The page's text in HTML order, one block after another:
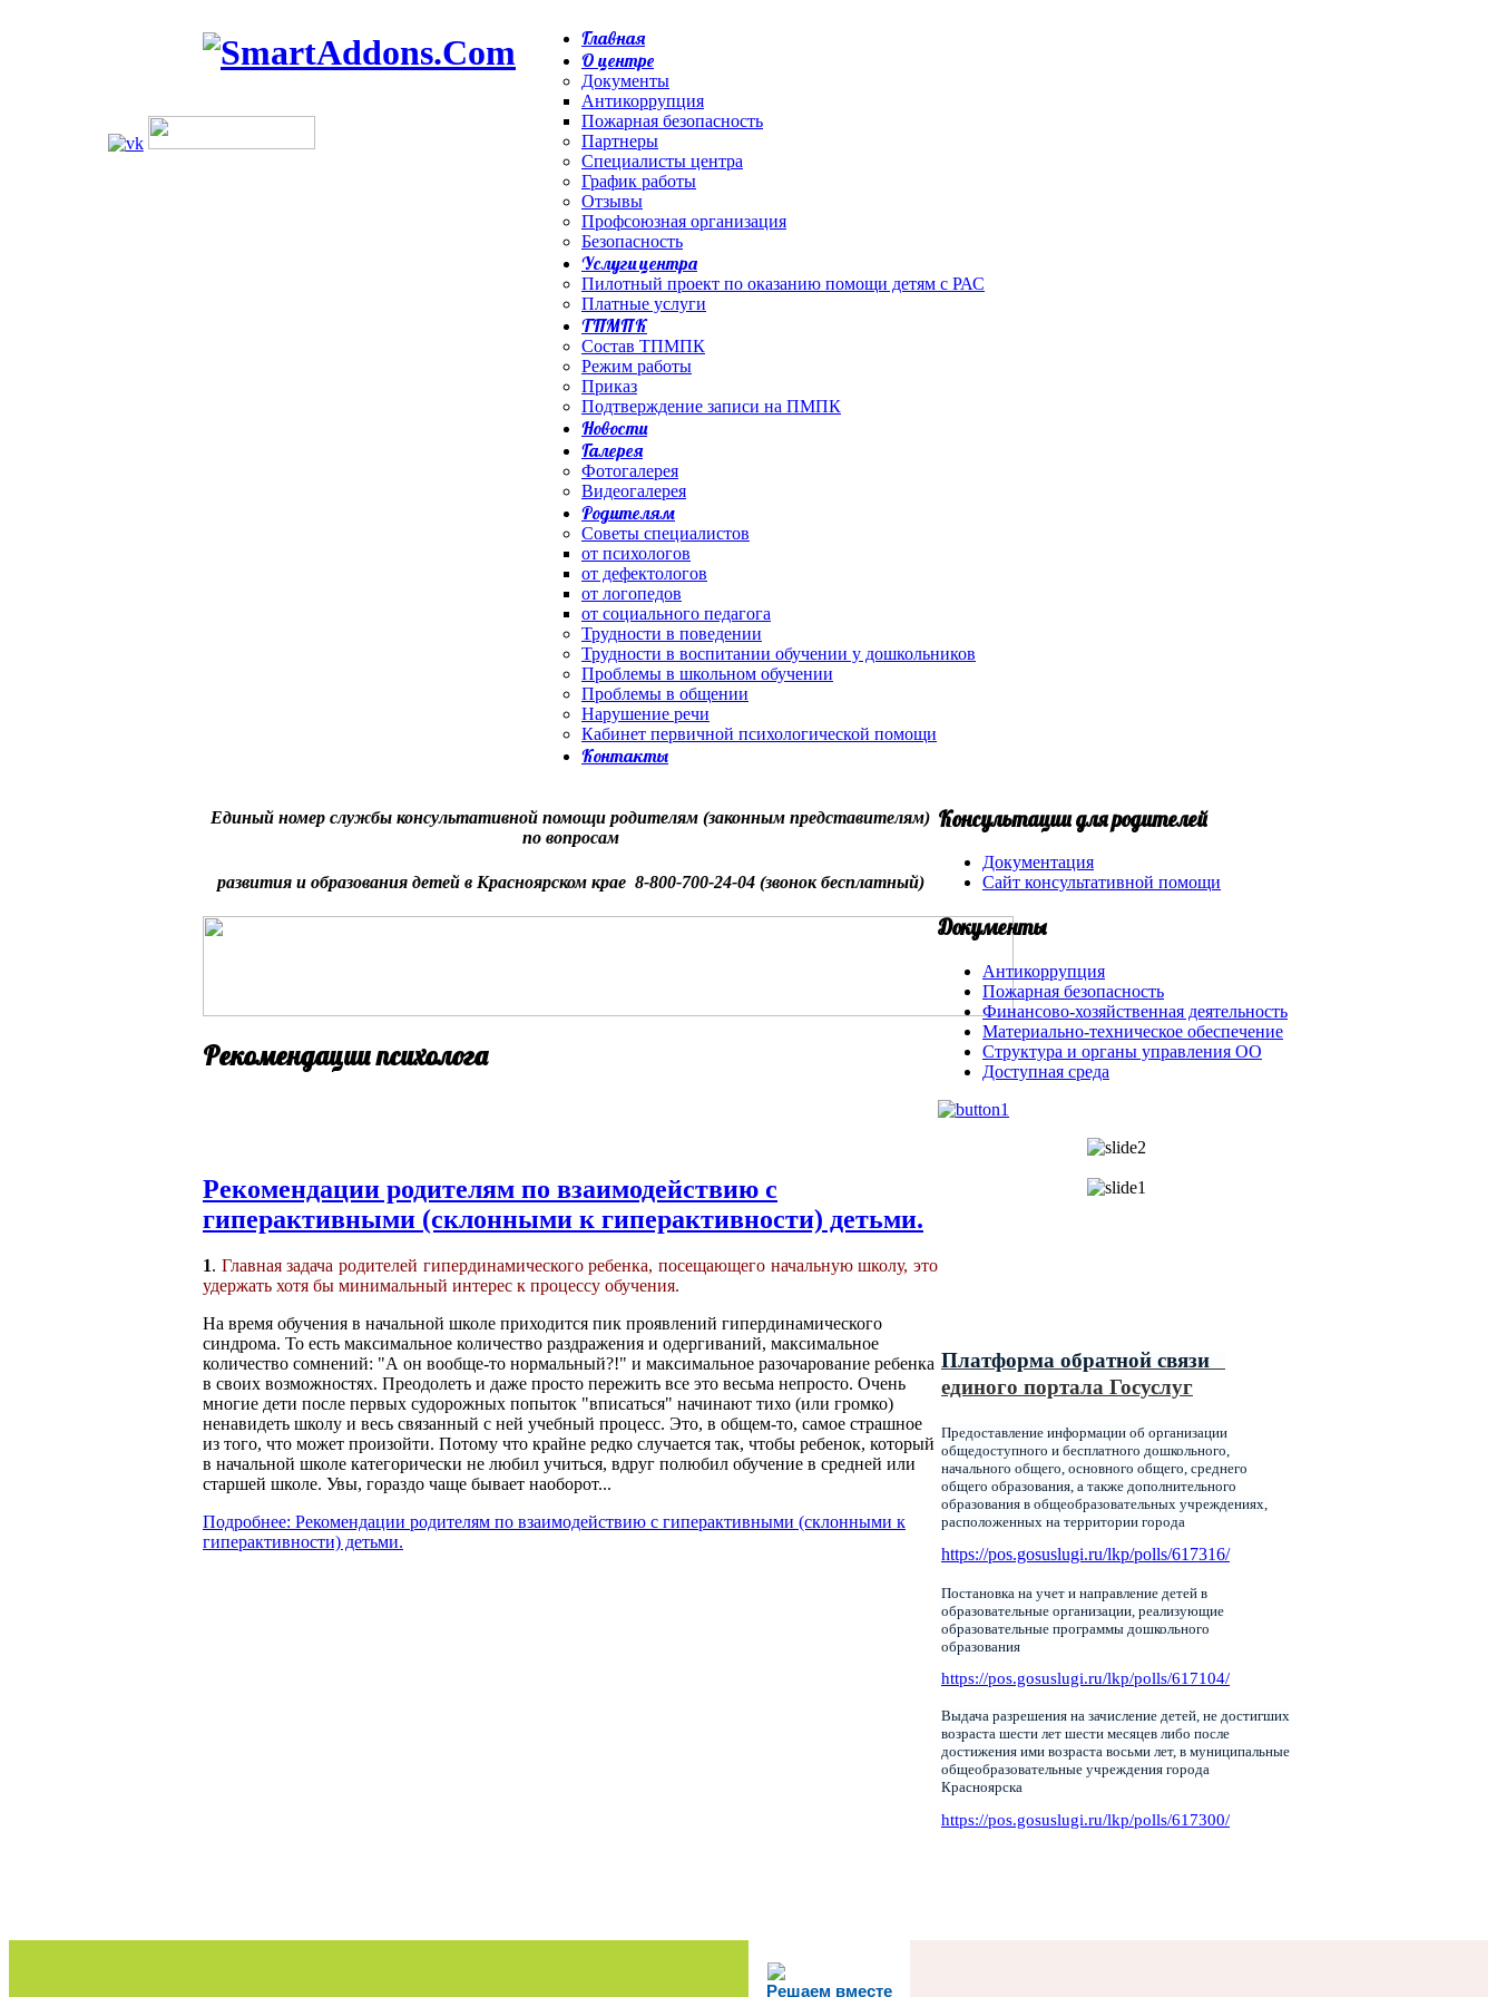
Главная
О центре
Документы
Антикоррупция
Пожарная безопасность
Партнеры
Специалисты центра
График работы
Отзывы
Профсоюзная организация
Безопасность
Услуги центра
Пилотный проект по оказанию помощи детям с РАС
Платные услуги
ТПМПК
Состав ТПМПК
Режим работы
Приказ
Подтверждение записи на ПМПК
Новости
Галерея
Фотогалерея
Видеогалерея
Родителям
Советы специалистов
от психологов
от дефектологов
от логопедов
от социального педагога
Трудности в поведении
Трудности в воспитании обучении у дошкольников
Проблемы в школьном обучении
Проблемы в общении
Нарушение речи
Кабинет первичной психологической помощи
Контакты
Единый номер службы консультативной помощи родителям (законным представителям)
по вопросам
развития и образования детей в Красноярском крае 8-800-700-24-04 (звонок бесплатный)
Рекомендации психолога
Рекомендации родителям по взаимодействию с
гиперактивными (склонными к гиперактивности) детьми.
1. Главная задача родителей гипердинамического ребенка, посещающего начальную школу, это
удержать хотя бы минимальный интерес к процессу обучения.
На время обучения в начальной школе приходится пик проявлений гипердинамического
синдрома. То есть максимальное количество раздражения и одергиваний, максимальное
количество сомнений: "А он вообще-то нормальный?!" и максимальное разочарование ребенка
в своих возможностях. Преодолеть и даже просто пережить все это весьма непросто. Очень
многие дети после первых судорожных попыток "вписаться" начинают тихо (или громко)
ненавидеть школу и весь связанный с ней учебный процесс. Это, в общем-то, самое страшное
из того, что может произойти. Потому что крайне редко случается так, чтобы ребенок, который
в начальной школе категорически не любил учиться, вдруг полюбил обучение в средней или
старшей школе. Увы, гораздо чаще бывает наоборот...
Подробнее: Рекомендации родителям по взаимодействию с гиперактивными (склонными к
гиперактивности) детьми.
Консультации для родителей
Документация
Сайт консультативной помощи
Документы
Антикоррупция
Пожарная безопасность
Финансово-хозяйственная деятельность
Материально-техническое обеспечение
Структура и органы управления ОО
Доступная среда
Платформа обратной связи
единого портала Госуслуг
Предоставление информации об организации
общедоступного и бесплатного дошкольного,
начального общего, основного общего, среднего
общего образования, а также дополнительного
образования в общеобразовательных учреждениях,
расположенных на территории города
https://pos.gosuslugi.ru/lkp/polls/617316/
Постановка на учет и направление детей в
образовательные организации, реализующие
образовательные программы дошкольного
образования
https://pos.gosuslugi.ru/lkp/polls/617104/
Выдача разрешения на зачисление детей, не достигших
возраста шести лет шести месяцев либо после
достижения ими возраста восьми лет, в муниципальные
общеобразовательные учреждения города
Красноярска
https://pos.gosuslugi.ru/lkp/polls/617300/
Решаем вместе